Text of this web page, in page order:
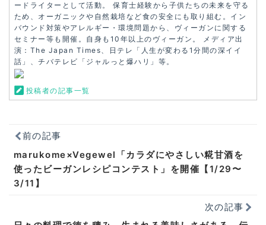
ードライターとして活動。 保育士経験から子供たちの未来を守る
ため、オーガニックや自然栽培など食の安全にも取り組む。イン
バウンド対策やアレルギー・環境問題から、ヴィーガンに関する
セミナー等も開催。自身も10年以上のヴィーガン。 メディア出
演：The Japan Times、日テレ「人生が変わる1分間の深イイ
話」、チバテレビ「ジャルっと爆ハリ」等。
投稿者の記事一覧
前の記事
marukome×Vegewel「カラダにやさしい糀甘酒を
使ったビーガンレシピコンテスト」を開催【1/29〜
3/11】
次の記事